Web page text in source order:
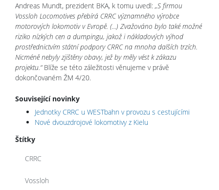
Andreas Mundt, prezident BKA, k tomu uvedl: „S firmou
Vossloh Locomotives přebírá CRRC významného výrobce
motorových lokomotiv v Evropě. (...) Zvažováno bylo také možné
riziko nízkých cen a dumpingu, jakož i nákladových výhod
prostřednictvím státní podpory CRRC na mnoha dalších trzích.
Nicméně nebyly zjištěny obavy, jež by měly vést k zákazu
projektu.“Blíže se této záležitosti věnujeme v právě
dokončovaném ŽM 4/20.
Související novinky
Jednotky CRRC u WESTbahn v provozu s cestujícími
Nové dvouzdrojové lokomotivy z Kielu
Štítky
CRRC
Vossloh